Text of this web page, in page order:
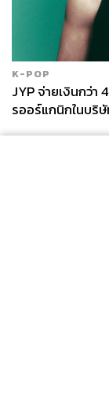
K-POP
JYP จ่ายเงินกว่า
รออร์แกนิกในบริ